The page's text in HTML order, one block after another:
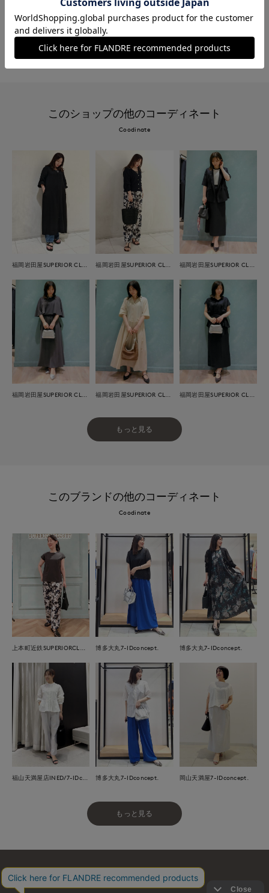
#リラックス #休日 #女子会 #大きいサイズ
#骨格ストレート #カーディガン
#おでかけ #軽羽織
このショップの他のコーディネート
Coodinate
もっと見る
このブランドの他のコーディネート
Coodinate
博多大丸7-IDconcept. 博多大丸7-IDconcept.
博多大丸7-IDconcept. 岡山天満屋7-IDconcept.
もっと見る